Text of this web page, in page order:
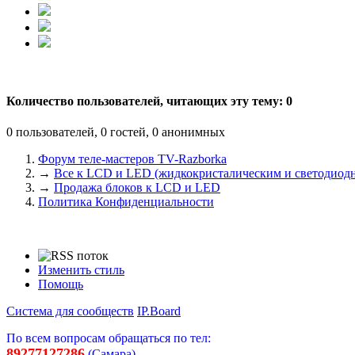
Количество пользователей, читающих эту тему: 0
0 пользователей, 0 гостей, 0 анонимных
Форум теле-мастеров TV-Razborka
→ Все к LCD и LED (жидкокристалическим и
→ Продажа блоков к LCD и LED
Политика Конфиденциальности
Изменить стиль
Помощь
Система для сообществ IP.Board
По всем вопросам обращаться по тел: